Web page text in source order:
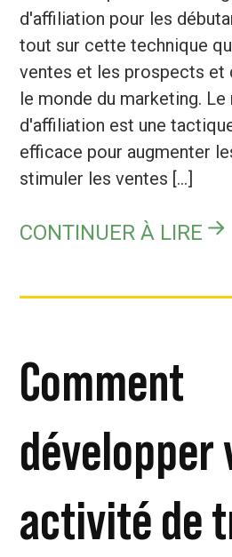
d'affiliation pour les
tout sur cette technique
ventes et les prospects et
le monde du marketing.
d'affiliation est une
efficace pour augmenter
stimuler les ventes [...]
CONTINUER À LIRE
Comment
développer
activité de